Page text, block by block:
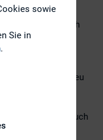
wir aktuell eine
gilt oftmals noch
dieses Tabu
müssen
neu
und auch
sowie
Sie in
.